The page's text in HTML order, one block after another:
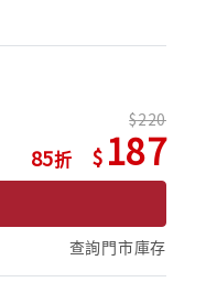
85
220
187
查詢門市庫存